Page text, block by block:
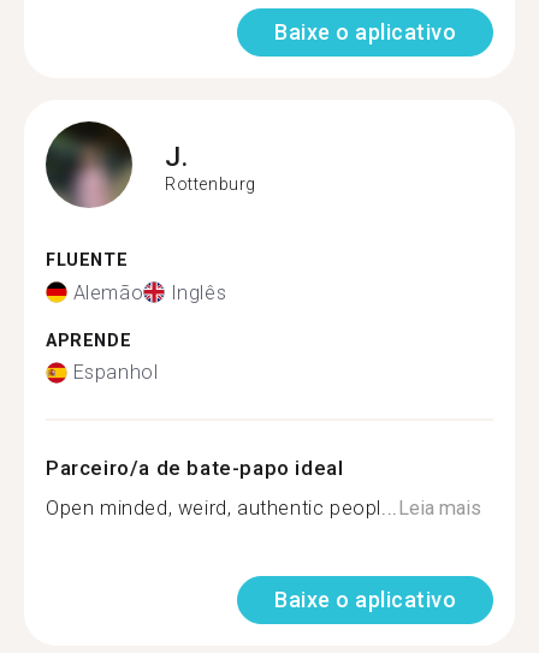
Baixe o aplicativo
J.
Rottenburg
FLUENTE
Alemão Inglês
APRENDE
Espanhol
Parceiro/a de bate-papo ideal
Open minded, weird, authentic peopl...Leia mais
Baixe o aplicativo